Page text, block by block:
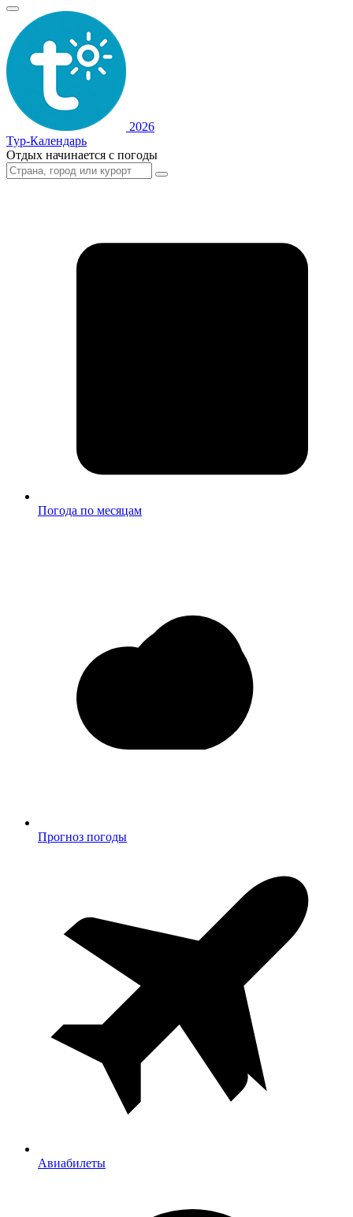
2026
Тур-Календарь
Отдых начинается с погоды
Погода по месяцам
Прогноз погоды
Авиабилеты